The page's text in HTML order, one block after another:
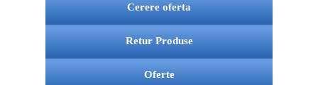
Cerere oferta
Retur Produse
Oferte